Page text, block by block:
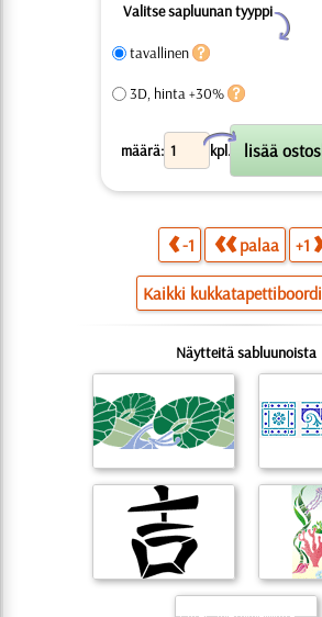
Valitse sapluunan tyyppi
Y
tavallinen
3D, hinta +30%
määrä: kpl.
X
-1 palaa +1
Kaikki kukkatapettiboordi
Näytteitä sabluunoista